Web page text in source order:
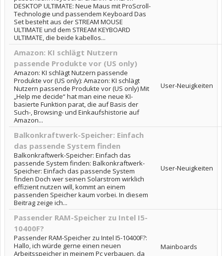
DESKTOP ULTIMATE: Neue Maus mit ProScroll-
Technologie und passendem Keyboard Das
Set besteht aus der STREAM MOUSE
ULTIMATE und dem STREAM KEYBOARD
ULTIMATE, die beide kabellos...
Amazon: KI schlägt Nutzern
passende Produkte vor (US only)
Amazon: KI schlägt Nutzern passende
Produkte vor (US only): Amazon: KI schlägt
Nutzern passende Produkte vor (US only) Mit
„Help me decide“ hat man eine neue KI-
basierte Funktion parat, die auf Basis der
Such-, Browsing- und Einkaufshistorie auf
Amazon...
User-Neuigkeiten
Balkonkraftwerk-Speicher: Einfach
das passende System finden
Balkonkraftwerk-Speicher: Einfach das
passende System finden: Balkonkraftwerk-
Speicher: Einfach das passende System
finden Doch wer seinen Solarstrom wirklich
effizient nutzen will, kommt an einem
passenden Speicher kaum vorbei. In diesem
Beitrag zeige ich...
User-Neuigkeiten
Passender RAM-Speicher zu Intel I5-
10400F?
Passender RAM-Speicher zu Intel I5-10400F?:
Hallo, ich würde gerne einen neuen
Arbeitsspeicher in meinem Pc verbauen, da
Mainboards